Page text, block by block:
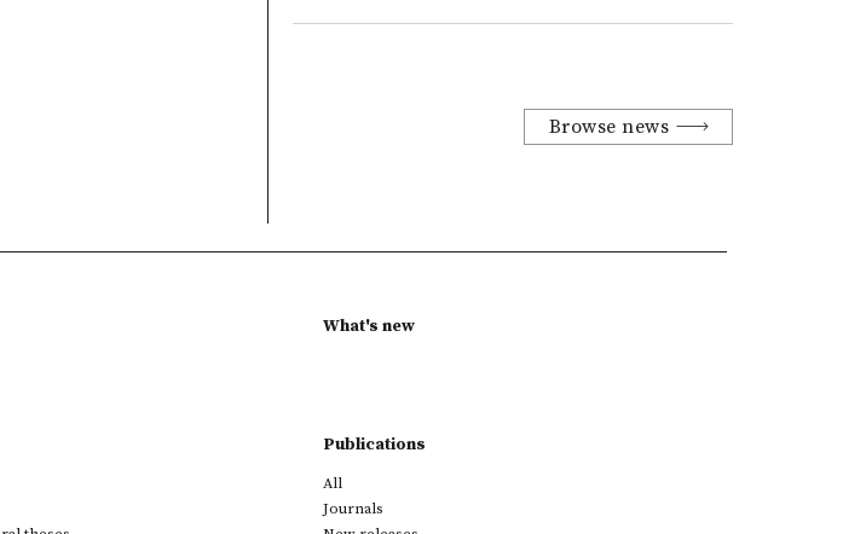
Browse news
What's new
Publications
All
Journals